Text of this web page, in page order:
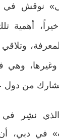
نوقش
أهمية
وغيرها،
الذي نشِر في
في دبي،